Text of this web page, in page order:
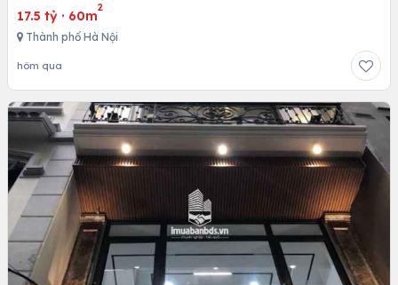
17.5 tỷ · 60m
2
Thành phố Hà Nội
hôm qua